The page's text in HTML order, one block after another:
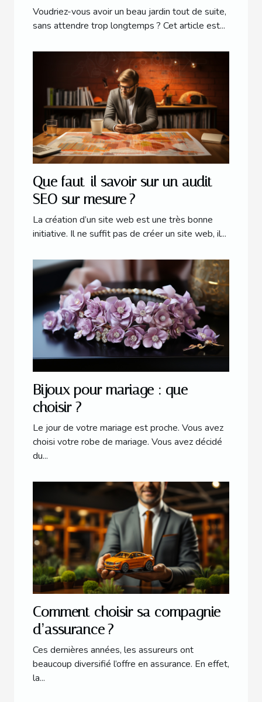
Voudriez-vous avoir un beau jardin tout de suite,
sans attendre trop longtemps ? Cet article est...
Que faut-il savoir sur un audit
SEO sur mesure ?
La création d’un site web est une très bonne
initiative. Il ne suffit pas de créer un site web, il...
Bijoux pour mariage : que
choisir ?
Le jour de votre mariage est proche. Vous avez
choisi votre robe de mariage. Vous avez décidé
du...
Comment choisir sa compagnie
d’assurance ?
Ces dernières années, les assureurs ont
beaucoup diversifié l’offre en assurance. En effet,
la...